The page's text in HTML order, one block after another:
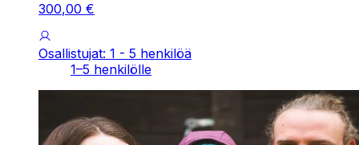
300,00 €
Osallistujat: 1 - 5 henkilöä
1–5 henkilölle